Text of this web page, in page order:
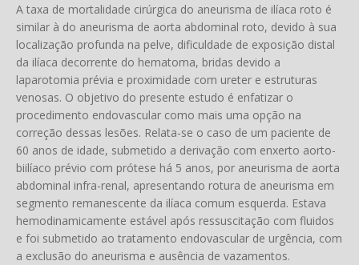
A taxa de mortalidade cirúrgica do aneurisma de ilíaca roto é
similar à do aneurisma de aorta abdominal roto, devido à sua
localização profunda na pelve, dificuldade de exposição distal
da ilíaca decorrente do hematoma, bridas devido a
laparotomia prévia e proximidade com ureter e estruturas
venosas. O objetivo do presente estudo é enfatizar o
procedimento endovascular como mais uma opção na
correção dessas lesões. Relata-se o caso de um paciente de
60 anos de idade, submetido a derivação com enxerto aorto-
biilíaco prévio com prótese há 5 anos, por aneurisma de aorta
abdominal infra-renal, apresentando rotura de aneurisma em
segmento remanescente da ilíaca comum esquerda. Estava
hemodinamicamente estável após ressuscitação com fluidos
e foi submetido ao tratamento endovascular de urgência, com
a exclusão do aneurisma e ausência de vazamentos.